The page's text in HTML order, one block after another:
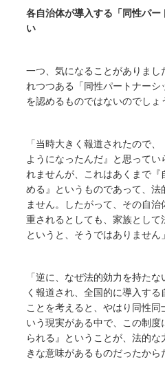
各自治体が導入する「同性パ
い
一つ、気になることがありまし
れつつある「同性パートナー
を認めるものではないのでしょ
「当時大きく報道されたので
ようになったんだ』と思って
れませんが、これはあくまで
める』というものであって、法
ません。したがって、その自
重されるとしても、家族とし
というと、そうではありません
「逆に、なぜ法的効力を持た
く報道され、全国的に導入す
ことを考えると、やはり同性同
いう現実がある中で、この制
られる』ということが、法的
きな意味があるものだったから